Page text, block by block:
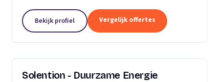
manier van werken is onderscheidend te noemen.
Service...
Bekijk profiel Vergelijk offertes
Solention - Duurzame Energie